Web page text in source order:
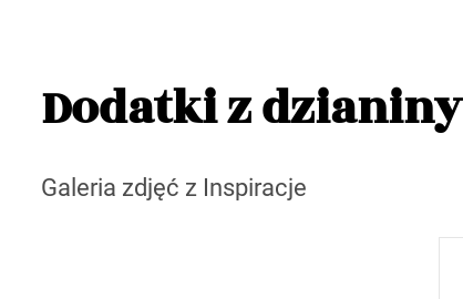
Dodatki z dzianiny
Galeria zdjęć z Inspiracje